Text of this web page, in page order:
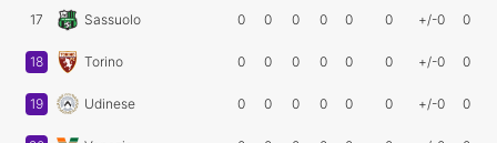
17 Sassuolo 0 0 0 0 0 0 +/-0 0
18 Torino 0 0 0 0 0 0 +/-0 0
19 Udinese 0 0 0 0 0 0 +/-0 0